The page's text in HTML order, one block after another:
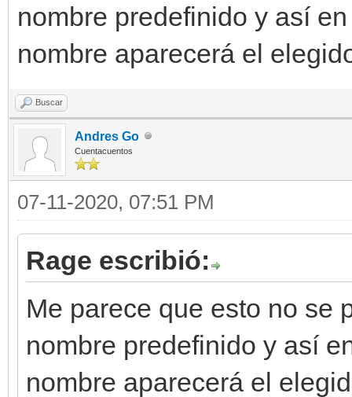
nombre predefinido y así
nombre aparecerá el
Buscar
Andres Go
Cuentacuentos
07-11-2020, 07:51 PM
Rage escribió:
Me parece que esto no se
nombre predefinido y así
nombre aparecerá el